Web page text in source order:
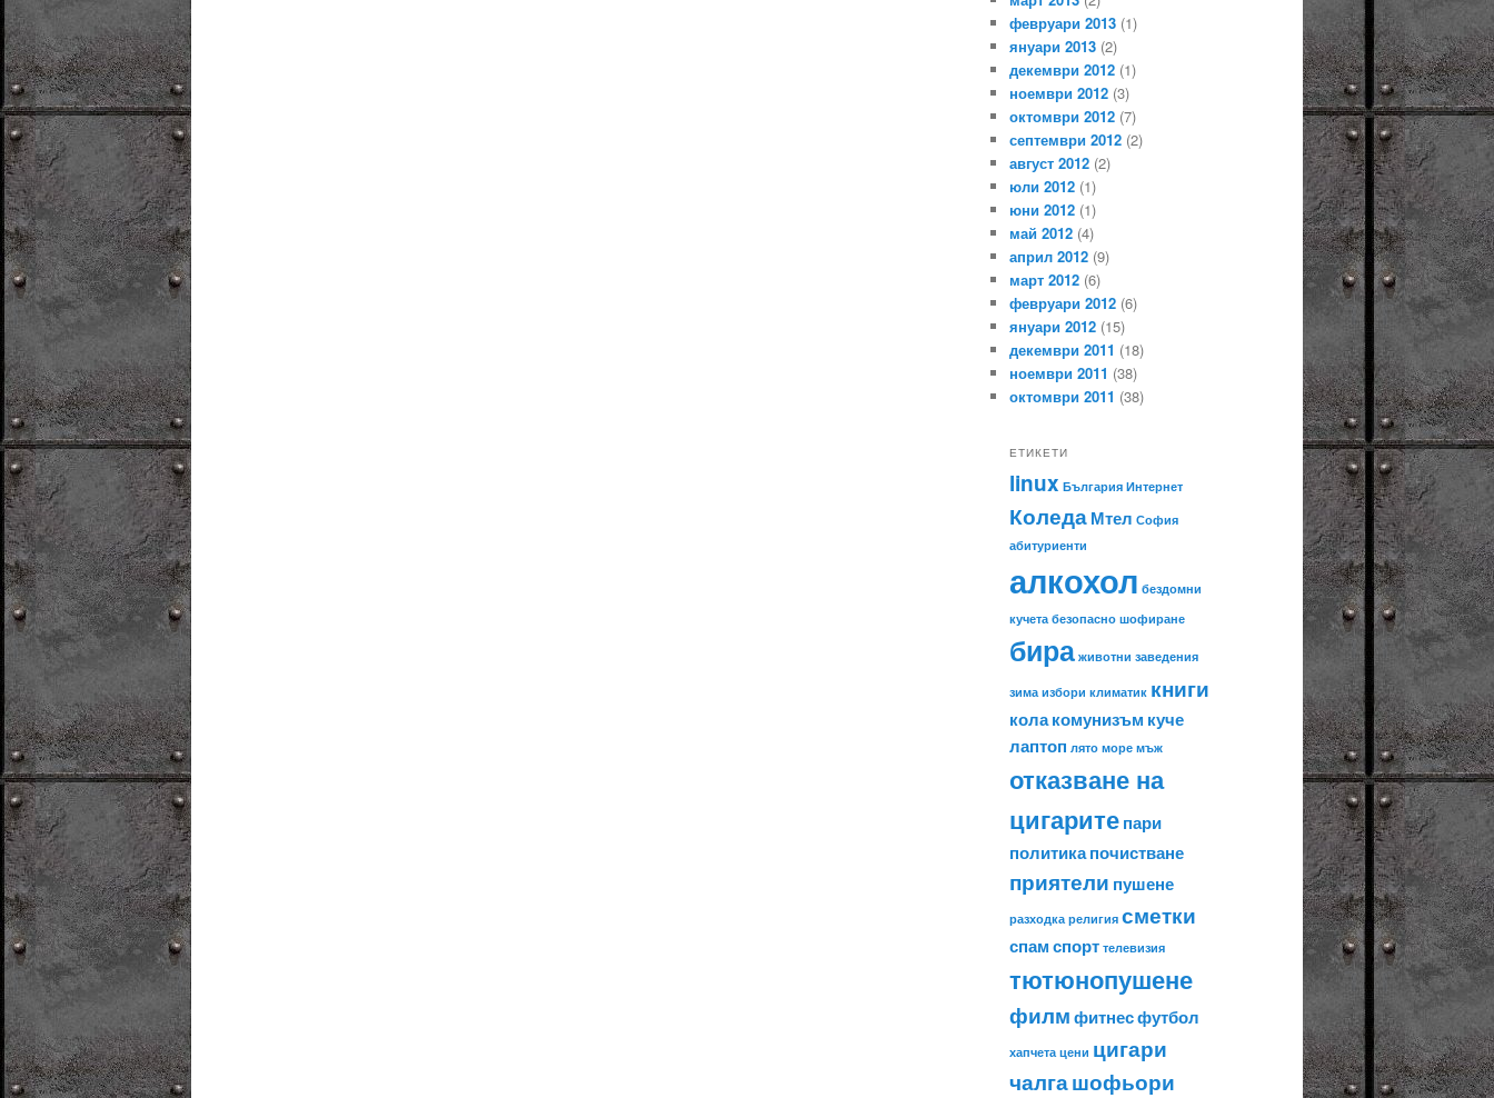
февруари 2013 (1)
януари 2013 (2)
декември 2012 (1)
ноември 2012 (3)
октомври 2012 (7)
септември 2012 (2)
август 2012 (2)
юли 2012 (1)
юни 2012 (1)
май 2012 (4)
април 2012 (9)
март 2012 (6)
февруари 2012 (6)
януари 2012 (15)
декември 2011 (18)
ноември 2011 (38)
октомври 2011 (38)
ЕТИКЕТИ
linux България Интернет
КоледаМтел София
абитуриенти
алкохол бездомни
кучета безопасно шофиране
бира животни заведения
зима избори климатик книги
колакомунизъм куче
лаптоп лято море мъж
отказване на
цигаритепари
политикапочистване
приятели пушене
разходка религия сметки
спамспорт телевизия
тютюнопушене
филмфитнесфутбол
хапчета цени цигари
чалгашофьори